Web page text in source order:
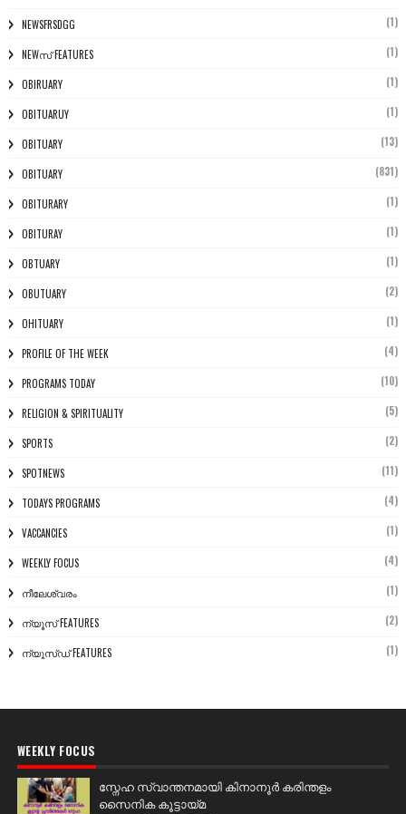
NEWSFRSDGG (1)
NEWസ് FEATURES (1)
OBIRUARY (1)
OBITUARUY (1)
OBITUARY (13)
OBITUARY (831)
OBITURARY (1)
OBITURAY (1)
OBTUARY (1)
OBUTUARY (2)
OHITUARY (1)
PROFILE OF THE WEEK (4)
PROGRAMS TODAY (10)
RELIGION & SPIRITUALITY (5)
SPORTS (2)
SPOTNEWS (11)
TODAYS PROGRAMS (4)
VACCANCIES (1)
WEEKLY FOCUS (4)
നീലേശ്വരം (1)
ന്യൂസ് FEATURES (2)
ന്യൂസ്ഡ് FEATURES (1)
WEEKLY FOCUS
സ്നേഹ സ്വാന്തനമായി കിനാനൂർ കരിന്തളം
സൈനിക കൂട്ടായ്മ